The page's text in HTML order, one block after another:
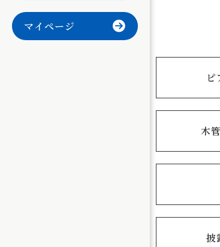
マイページ
ピ
木
披